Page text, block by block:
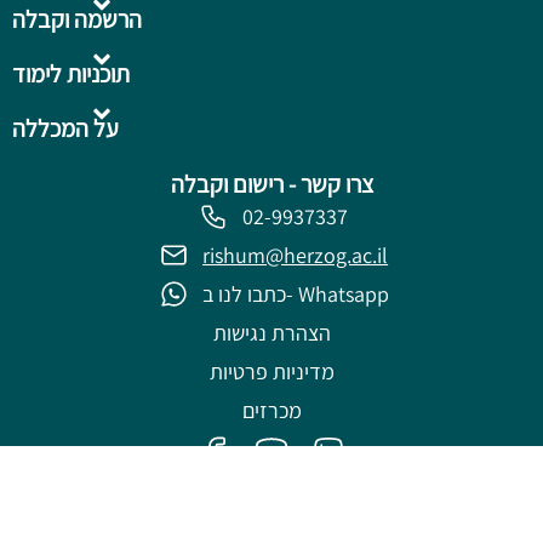
צרו קשר - רישום וקבלה
02-9937337
rishum@herzog.ac.il
כתבו לנו ב- Whatsapp
הצהרת נגישות
מדיניות פרטיות
מכרזים
על המכללה
תוכניות לימוד
הרשמה וקבלה